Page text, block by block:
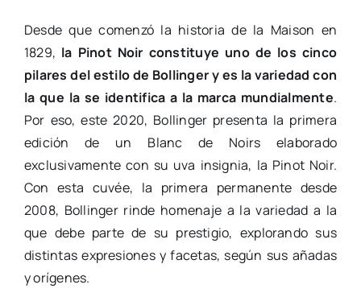
Desde que comenzó la historia de la Maison en
1829, la Pinot Noir constituye uno de los cinco
pilares del estilo de Bollinger y es la variedad con
la que la se identifica a la marca mundialmente.
Por eso, este 2020, Bollinger presenta la primera
edición de un Blanc de Noirs elaborado
exclusivamente con su uva insignia, la Pinot Noir.
Con esta cuvée, la primera permanente desde
2008, Bollinger rinde homenaje a la variedad a la
que debe parte de su prestigio, explorando sus
distintas expresiones y facetas, según sus añadas
y orígenes.